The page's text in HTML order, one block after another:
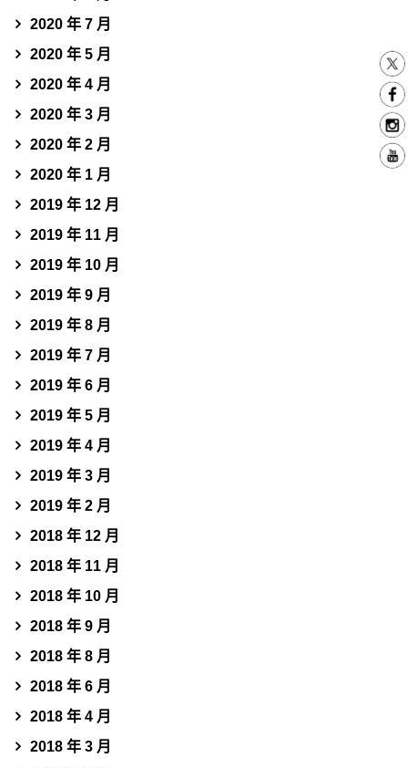
2020 年 7 月
2020 年 5 月
2020 年 4 月
2020 年 3 月
2020 年 2 月
2020 年 1 月
2019 年 12 月
2019 年 11 月
2019 年 10 月
2019 年 9 月
2019 年 8 月
2019 年 7 月
2019 年 6 月
2019 年 5 月
2019 年 4 月
2019 年 3 月
2019 年 2 月
2018 年 12 月
2018 年 11 月
2018 年 10 月
2018 年 9 月
2018 年 8 月
2018 年 6 月
2018 年 4 月
2018 年 3 月